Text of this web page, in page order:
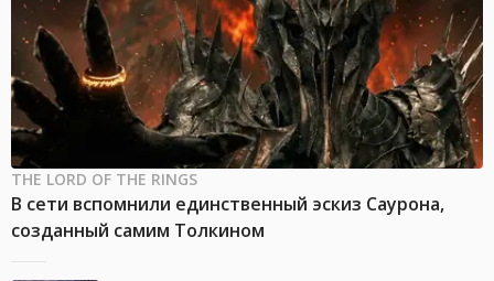
THE LORD OF THE RINGS
В сети вспомнили единственный эскиз Саурона,
созданный самим Толкином